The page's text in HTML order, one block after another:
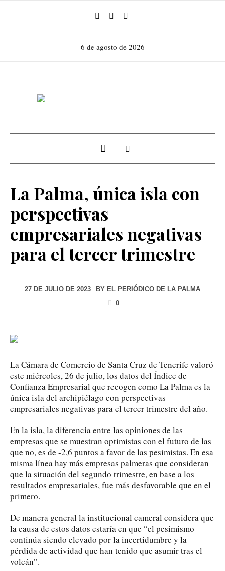
6 de agosto de 2026
La Palma, única isla con
perspectivas
empresariales negativas
para el tercer trimestre
27 DE JULIO DE 2023 BY EL PERIÓDICO DE LA PALMA
0
La Cámara de Comercio de Santa Cruz de Tenerife valoró
este miércoles, 26 de julio, los datos del Índice de
Confianza Empresarial que recogen como La Palma es la
única isla del archipiélago con perspectivas
empresariales negativas para el tercer trimestre del año.
En la isla, la diferencia entre las opiniones de las
empresas que se muestran optimistas con el futuro de las
que no, es de -2,6 puntos a favor de las pesimistas. En esa
misma línea hay más empresas palmeras que consideran
que la situación del segundo trimestre, en base a los
resultados empresariales, fue más desfavorable que en el
primero.
De manera general la institucional cameral considera que
la causa de estos datos estaría en que “el pesimismo
continúa siendo elevado por la incertidumbre y la
pérdida de actividad que han tenido que asumir tras el
volcán”.